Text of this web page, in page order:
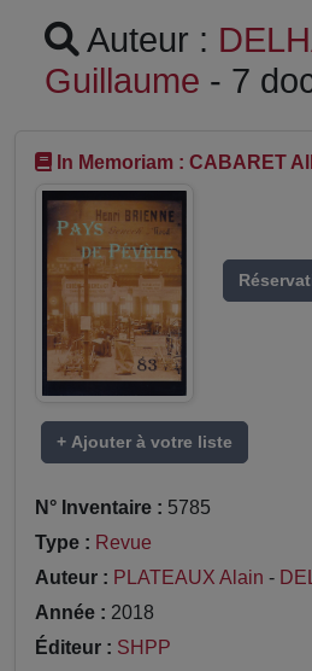
Auteur :
Guillaume - 7
In Memoriam : CABARET
+ Ajouter à votre liste
N° Inventaire : 5785
Type : Revue
Auteur : PLATEAUX Alain -
Année : 2018
Éditeur : SHPP